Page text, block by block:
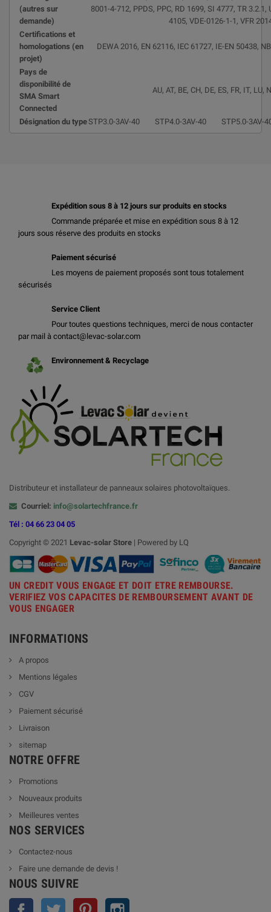
(autres sur
demande)
8001-4-712, PPDS, PPC, RD 1699, SI 4777, TR 3.2.1,
4105, VDE-0126-1-1, VFR
Certifications et
homologations (en
projet)
DEWA 2016, EN 62116, IEC 61727, IE-EN 50438,
Pays de
disponibilité de
SMA Smart
Connected
AU, AT, BE, CH, DE, ES, FR, IT, LU,
Désignation du typeSTP3.0-3AV-40 STP4.0-3AV-40 STP5.0-3AV-
Expédition sous 8 à 12 jours sur produits en stocks
Commande préparée et mise en expédition sous 8 à 12
jours sous réserve des produits en stocks
Paiement sécurisé
Les moyens de paiement proposés sont tous totalement
sécurisés
Service Client
Pour toutes questions techniques, merci de nous contacter
par mail à contact@levac-solar.com
Environnement & Recyclage
Distributeur et installateur de panneaux solaires photovoltaïques.
Courriel: info@solartechfrance.fr
Tél : 04 66 23 04 05
Copyright © 2021 Levac-solar Store | Powered by LQ
UN CREDIT VOUS ENGAGE ET DOIT ETRE REMBOURSE.
VERIFIEZ VOS CAPACITES DE REMBOURSEMENT AVANT DE
VOUS ENGAGER
INFORMATIONS
A propos
Mentions légales
CGV
Paiement sécurisé
Livraison
sitemap
NOTRE OFFRE
Promotions
Nouveaux produits
Meilleures ventes
NOS SERVICES
Contactez-nous
Faire une demande de devis !
NOUS SUIVRE
Facebook Twitter Pinterest